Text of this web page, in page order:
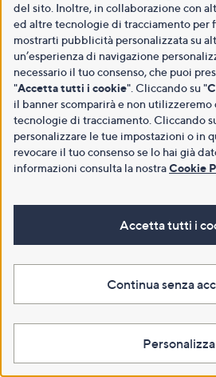
del sito. Inoltre, in collaborazione con
ed altre tecnologie di tracciamento per
mostrarti pubblicità personalizzata su
un’esperienza di navigazione
necessario il tuo consenso, che puoi
"Accetta tutti i cookie". Cliccando su "
il banner scomparirà e non
tecnologie di tracciamento. Cliccando
personalizzare le tue impostazioni o in
revocare il tuo consenso se lo hai già
informazioni consulta la nostraCookie
Accetta tutti i
Continua senza
Personalizza